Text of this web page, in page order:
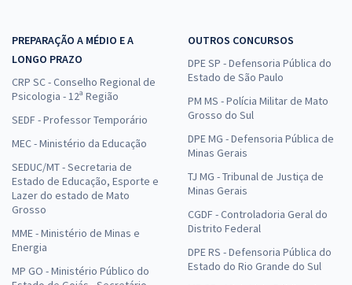
PREPARAÇÃO A MÉDIO E A
LONGO PRAZO
CRP SC - Conselho Regional de
Psicologia - 12ª Região
SEDF - Professor Temporário
MEC - Ministério da Educação
SEDUC/MT - Secretaria de
Estado de Educação, Esporte e
Lazer do estado de Mato
Grosso
MME - Ministério de Minas e
Energia
MP GO - Ministério Público do
OUTROS CONCURSOS
DPE SP - Defensoria Pública do
Estado de São Paulo
PM MS - Polícia Militar de Mato
Grosso do Sul
DPE MG - Defensoria Pública de
Minas Gerais
TJ MG - Tribunal de Justiça de
Minas Gerais
CGDF - Controladoria Geral do
Distrito Federal
DPE RS - Defensoria Pública do
Estado do Rio Grande do Sul